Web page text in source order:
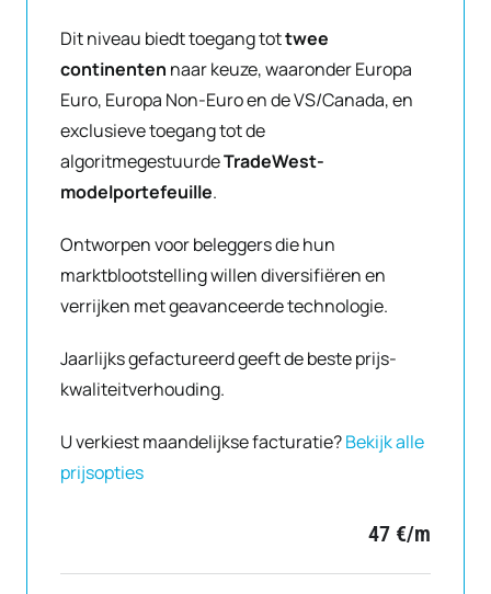
Dit niveau biedt toegang tottwee
continenten naar keuze, waaronder Europa
Euro, Europa Non-Euro en de VS/Canada, en
exclusieve toegang tot de
algoritmegestuurdeTradeWest-
modelportefeuille.
Ontworpen voor beleggers die hun
marktblootstelling willen diversifiëren en
verrijken met geavanceerde technologie.
Jaarlijks gefactureerd geeft de beste prijs-
kwaliteitverhouding.
U verkiest maandelijkse facturatie?Bekijk alle
prijsopties
47 €/m